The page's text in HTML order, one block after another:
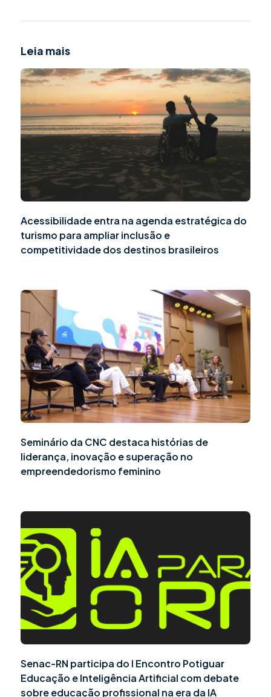
Leia mais
Acessibilidade entra na agenda estratégica do
turismo para ampliar inclusão e
competitividade dos destinos brasileiros
Seminário da CNC destaca histórias de
liderança, inovação e superação no
empreendedorismo feminino
Senac-RN participa do I Encontro Potiguar
Educação e Inteligência Artificial com debate
sobre educação profissional na era da IA